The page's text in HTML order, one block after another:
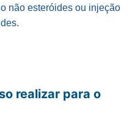
não esteróides ou injeção
realizar para o